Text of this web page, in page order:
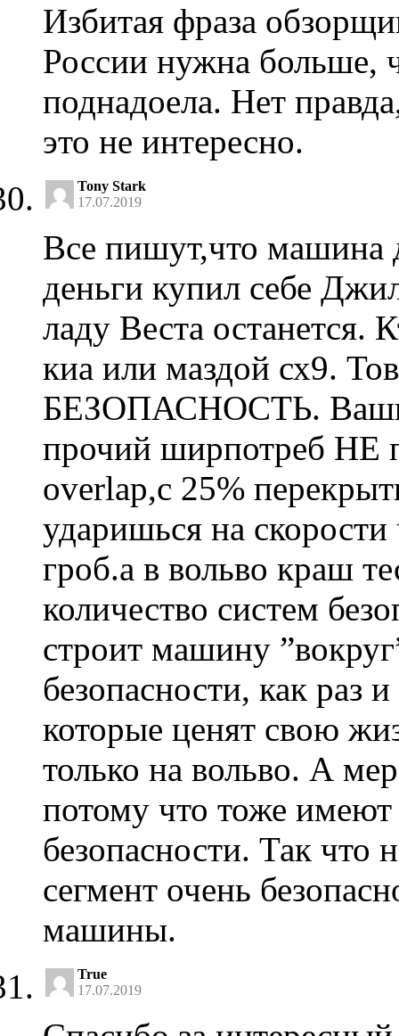
Избитая фраза
России нужна больше,
поднадоела. Нет
это не интересно.
Tony Stark
17.07.2019
Все пишут,что машина
деньги купил себе
ладу Веста останется.
киа или маздой сх9.
БЕЗОПАСНОСТЬ. Ваши
прочий ширпотреб НЕ
overlap,с 25%
ударишься на
гроб.а в вольво краш
количество систем
строит машину
безопасности, как раз
которые ценят свою
только на вольво. А
потому что тоже
безопасности. Так что
сегмент очень
машины.
True
17.07.2019